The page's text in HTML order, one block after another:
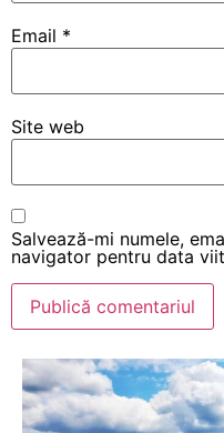
Email *
Site web
Salvează-mi numele,
navigator pentru data